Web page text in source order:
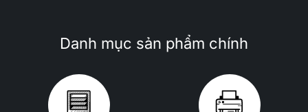
Danh mục sản phẩm chính